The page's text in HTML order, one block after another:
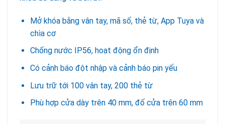
Mở khóa bằng vân tay, mã số, thẻ từ, App Tuya và
chìa cơ
Chống nước IP56, hoạt động ổn định
Có cảnh báo đột nhập và cảnh báo pin yếu
Lưu trữ tới 100 vân tay, 200 thẻ từ
Phù hợp cửa dày trên 40 mm, đố cửa trên 60 mm